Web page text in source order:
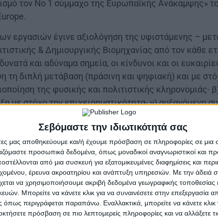
Σεβόμαστε την ιδιωτικότητά σας
μας αποθηκεύουμε και/ή έχουμε πρόσβαση σε πληροφορίες σε
προσωπικά δεδομένα, όπως μοναδικοί αναγνωριστικοί και
από μια συσκευή για εξατομικευμένες διαφημίσεις και
έρευνα ακροατηρίου και ανάπτυξη υπηρεσιών. Με την άδειά
να χρησιμοποιήσουμε ακριβή δεδομένα γεωγραφικής τοποθεσίας
Μπορείτε να κάνετε κλικ για να συναινέσετε στην επεξεργασία
περιγράφεται παραπάνω. Εναλλακτικά, μπορείτε να κάνετε κλικ
πρόσβαση σε πιο λεπτομερείς πληροφορίες και να αλλάξετε
τον Νο 1 σύμμαχο της Ευρωπαϊκής Ανάκαμψης»
εργασιών έγινε αξιολόγηση της υφιστάμενης –
& Δημιουργικής Βιομηχανίας από τον κάθε
και αδύναμα σημεία, οι κίνδυνοι και οι
τη διπλή μετάβαση (πράσινη και ψηφιακή) και με
της φυσικής και πολιτιστικής κληρονομιάς·
με στόχο την επιχειρηματικότητα· γ) αυξανόμενη
στη βελτίωση των πολιτικών και των τοπικών
και Δημιουργικές Βιομηχανίες ώστε να
χρήσης καινοτόμων μέσων επικοινωνίας, ψηφιακών
για περαιτέρω ανάπτυξη.
του έργου περιλαμβάνει 9 εννέα εταίρους –
– Βενέτσια Τζούλια ως Επικεφαλής Εταίρος &